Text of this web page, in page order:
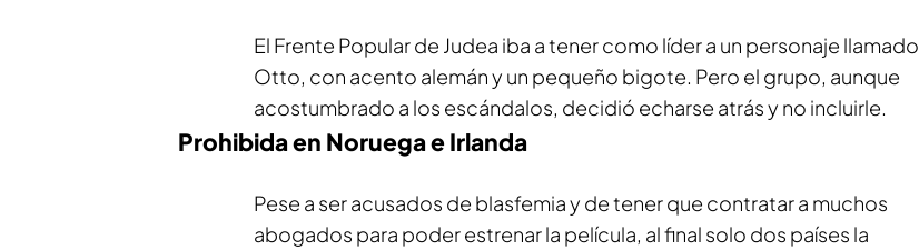
El Frente Popular de Judea iba a tener como líder a un personaje llamado
Otto, con acento alemán y un pequeño bigote. Pero el grupo, aunque
acostumbrado a los escándalos, decidió echarse atrás y no incluirle.
Prohibida en Noruega e Irlanda
Pese a ser acusados de blasfemia y de tener que contratar a muchos
abogados para poder estrenar la película, al final solo dos países la